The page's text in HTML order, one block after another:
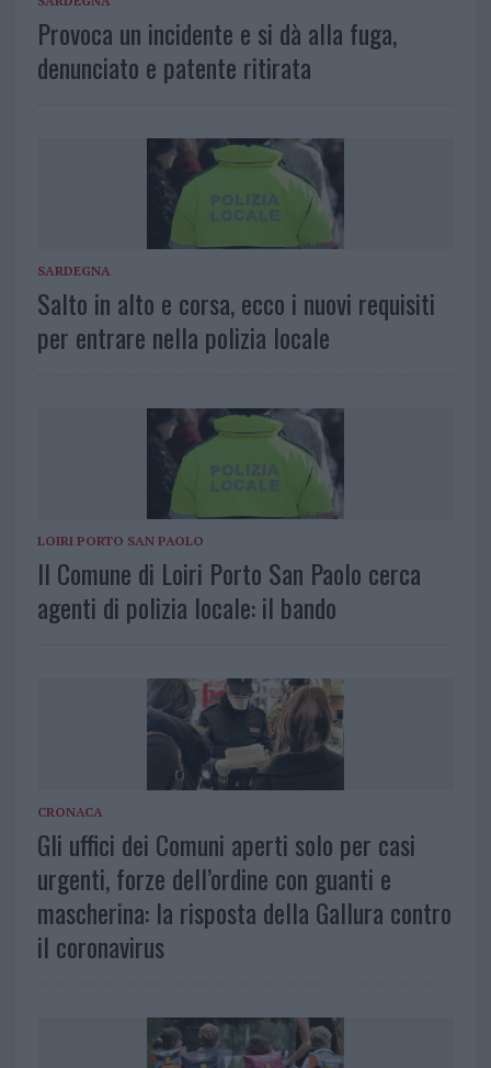
Provoca un incidente e si dà alla fuga,
denunciato e patente ritirata
SARDEGNA
Salto in alto e corsa, ecco i nuovi requisiti
per entrare nella polizia locale
LOIRI PORTO SAN PAOLO
Il Comune di Loiri Porto San Paolo cerca
agenti di polizia locale: il bando
CRONACA
Gli uffici dei Comuni aperti solo per casi
urgenti, forze dell’ordine con guanti e
mascherina: la risposta della Gallura contro
il coronavirus